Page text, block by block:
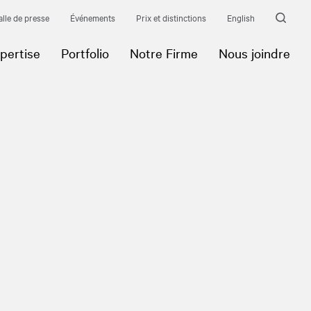
de presse Événements Prix et distinctions English
Portfolio Notre Firme Nous joindre